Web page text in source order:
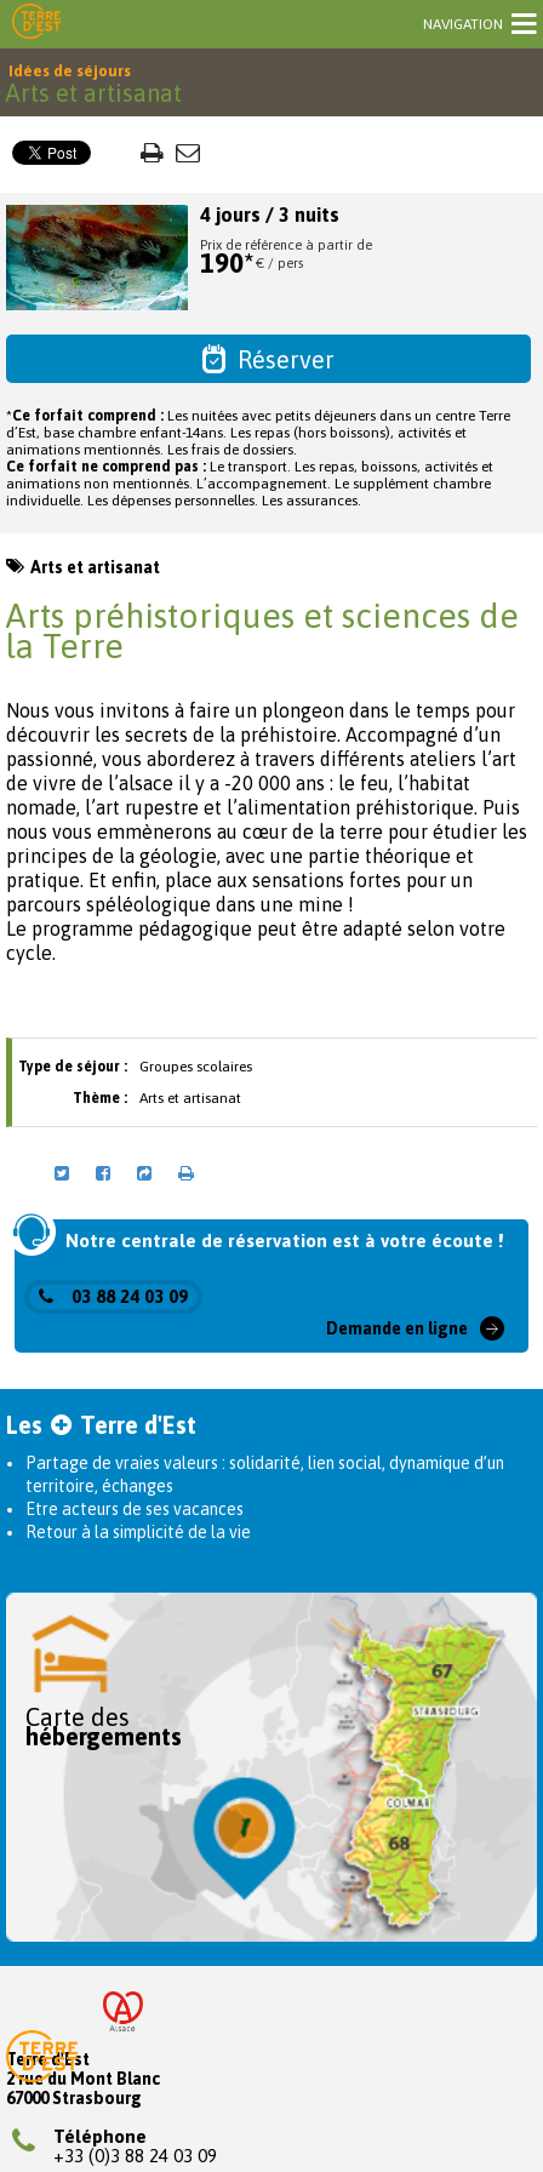
NAVIGATION
Idées de séjours
Arts et artisanat
4 jours / 3 nuits
Prix de référence à partir de
190*€ / pers
Réserver
*Ce forfait comprend : Les nuitées avec petits déjeuners dans un centre Terre
d’Est, base chambre enfant-14ans. Les repas (hors boissons), activités et
animations mentionnés. Les frais de dossiers.
Ce forfait ne comprend pas : Le transport. Les repas, boissons, activités et
animations non mentionnés. L’accompagnement. Le supplément chambre
individuelle. Les dépenses personnelles. Les assurances.
Arts et artisanat
Arts préhistoriques et sciences de
la Terre
Nous vous invitons à faire un plongeon dans le temps pour
découvrir les secrets de la préhistoire. Accompagné d’un
passionné, vous aborderez à travers différents ateliers l’art
de vivre de l’alsace il y a -20 000 ans : le feu, l’habitat
nomade, l’art rupestre et l’alimentation préhistorique. Puis
nous vous emmènerons au cœur de la terre pour étudier les
principes de la géologie, avec une partie théorique et
pratique. Et enfin, place aux sensations fortes pour un
parcours spéléologique dans une mine !
Le programme pédagogique peut être adapté selon votre
cycle.
Type de séjour :
Groupes scolaires
Thème :
Arts et artisanat
Notre centrale de réservation est à votre écoute !
03 88 24 03 09
Demande en ligne
Les Terre d'Est
Partage de vraies valeurs : solidarité, lien social, dynamique d’un
territoire, échanges
Etre acteurs de ses vacances
Retour à la simplicité de la vie
Carte des
hébergements
Terre d'Est
2 rue du Mont Blanc
67000 Strasbourg
Téléphone
+33 (0)3 88 24 03 09